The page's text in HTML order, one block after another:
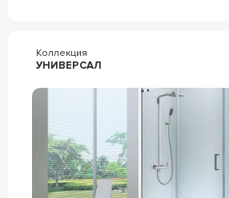
Коллекция
УНИВЕРСАЛ